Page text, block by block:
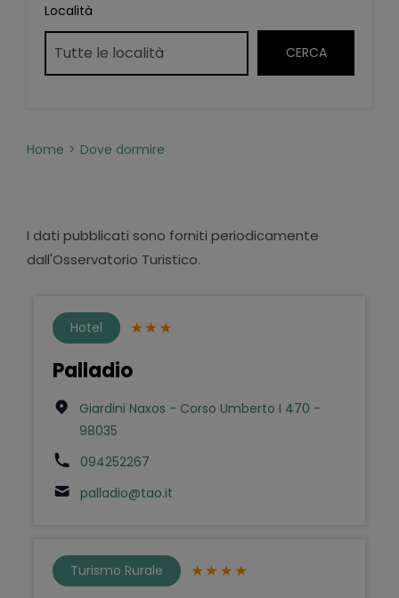
Località
Home Dove dormire
I dati pubblicati sono forniti periodicamente
dall'Osservatorio Turistico.
Hotel
Palladio
Giardini Naxos - Corso Umberto I 470 -
98035
094252267
palladio@tao.it
Turismo Rurale